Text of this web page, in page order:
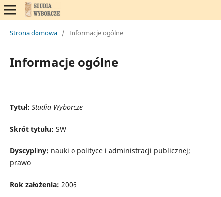
Strona domowa / Informacje ogólne
Informacje ogólne
Tytuł: Studia Wyborcze
Skrót tytułu: SW
Dyscypliny: nauki o polityce i administracji publicznej;
prawo
Rok założenia: 2006